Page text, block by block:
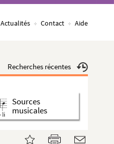
Actualités Contact Aide
Recherches récentes
Sources
musicales